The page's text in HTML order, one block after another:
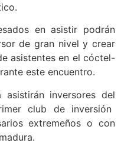
en asistir podrán
de gran nivel y crear
asistentes en el cóctel-
este encuentro.
asistirán inversores del
club de inversión
extremeños o con